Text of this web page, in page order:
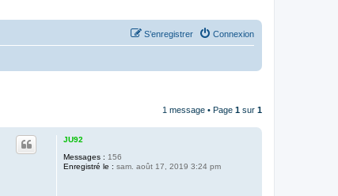
Connexion
S’enregistrer
1 message • Page 1 sur 1
JU92
Messages : 156
Enregistré le : sam. août 17, 2019 3:24 pm